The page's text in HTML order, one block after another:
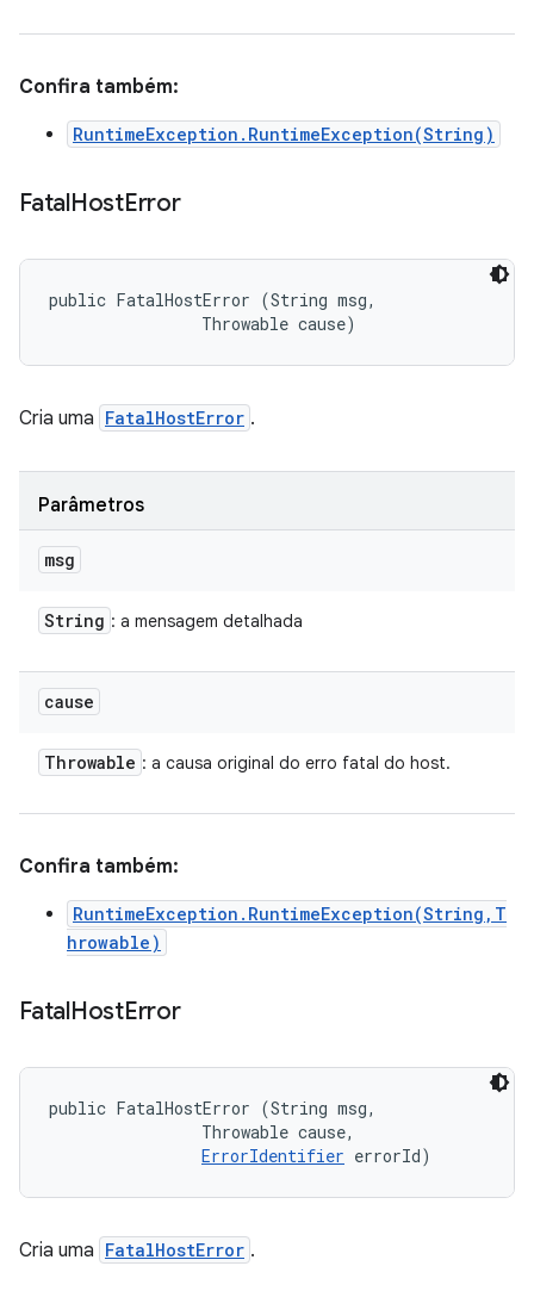
Confira também:
RuntimeException.RuntimeException(String)
FatalHostError
public FatalHostError (String msg,
                Throwable cause)
Cria uma FatalHostError .
Parâmetros
msg
String : a mensagem detalhada
cause
Throwable : a causa original do erro fatal do host.
Confira também:
RuntimeException.RuntimeException(String,T
hrowable)
FatalHostError
public FatalHostError (String msg,
                Throwable cause,
ErrorIdentifier errorId)
Cria uma FatalHostError .